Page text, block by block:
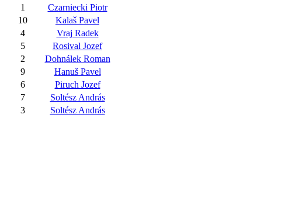
1
Czarniecki Piotr
10
Kalaš Pavel
4
Vraj Radek
5
Rosival Jozef
2
Dohnálek Roman
9
Hanuš Pavel
6
Piruch Jozef
7
Soltész András
3
Soltész András